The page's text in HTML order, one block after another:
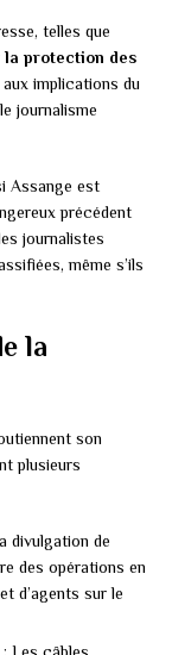
telles que
la protection des
implications du
journalisme
Assange est
précédent
journalistes
même s’ils
la
son
plusieurs
divulgation de
des opérations en
d’agents sur le